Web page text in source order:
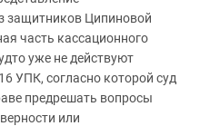
защитников Ципиновой
часть кассационного
уже не действуют
УПК, согласно которой суд
предрешать вопросы
или